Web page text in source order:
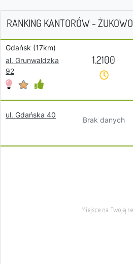
RANKING KANTORÓW - ŻUKOWO
Gdańsk (17km)
al. Grunwaldzka
92
1.2100
ul. Gdańska 40
Brak danych